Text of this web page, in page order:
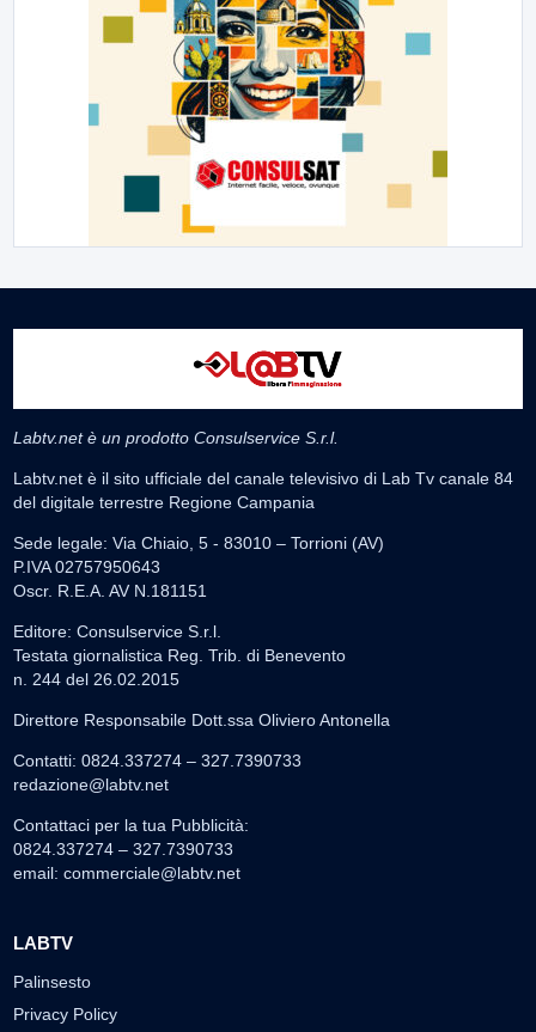
Labtv.net è un prodotto Consulservice S.r.l.
Labtv.net è il sito ufficiale del canale televisivo di Lab Tv canale 84
del digitale terrestre Regione Campania
Sede legale: Via Chiaio, 5 - 83010 – Torrioni (AV)
P.IVA 02757950643
Oscr. R.E.A. AV N.181151
Editore: Consulservice S.r.l.
Testata giornalistica Reg. Trib. di Benevento
n. 244 del 26.02.2015
Direttore Responsabile Dott.ssa Oliviero Antonella
Contatti: 0824.337274 – 327.7390733
redazione@labtv.net
Contattaci per la tua Pubblicità:
0824.337274 – 327.7390733
email: commerciale@labtv.net
LABTV
Palinsesto
Privacy Policy